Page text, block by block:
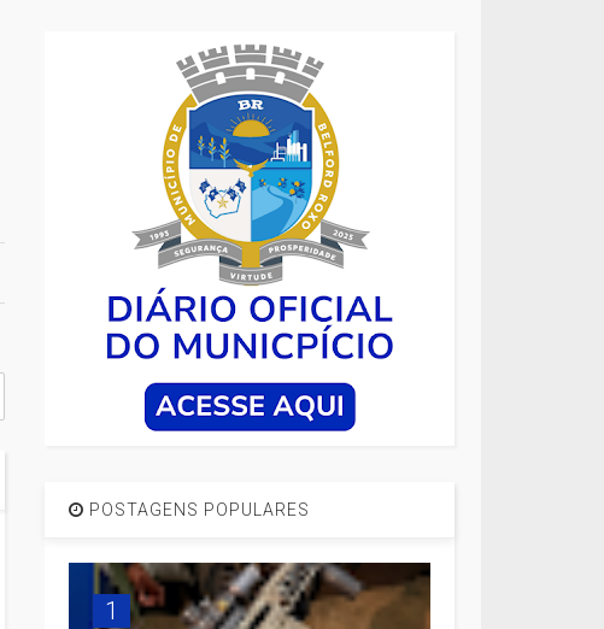
POSTAGENS POPULARES
1